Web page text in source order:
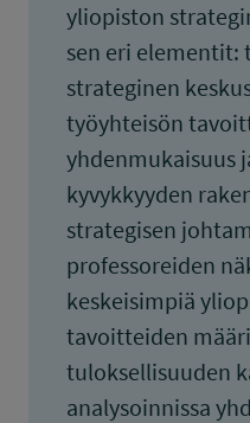
yliopiston
sen eri elementit:
strateginen
työyhteisön
yhdenmukaisuus
kyvykkyyden
strategisen
professoreiden
keskeisimpiä
tavoitteiden
tuloksellisuuden
analysoinnissa